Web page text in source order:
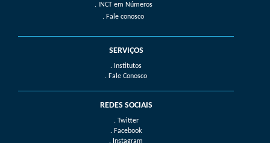
INCT em Números
Fale conosco
SERVIÇOS
. Institutos
. Fale Conosco
REDES SOCIAIS
. Twitter
. Facebook
. Instagram